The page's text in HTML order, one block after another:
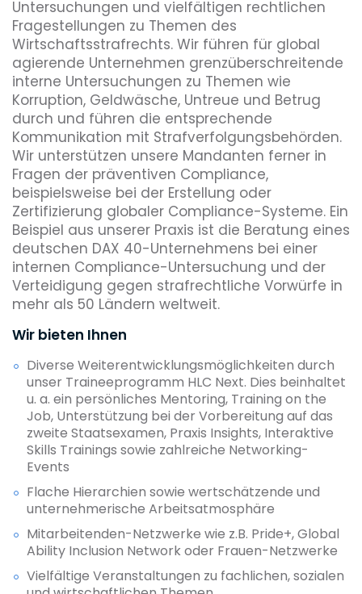
Untersuchungen und vielfältigen rechtlichen
Fragestellungen zu Themen des
Wirtschaftsstrafrechts. Wir führen für global
agierende Unternehmen grenzüberschreitende
interne Untersuchungen zu Themen wie
Korruption, Geldwäsche, Untreue und Betrug
durch und führen die entsprechende
Kommunikation mit Strafverfolgungsbehörden.
Wir unterstützen unsere Mandanten ferner in
Fragen der präventiven Compliance,
beispielsweise bei der Erstellung oder
Zertifizierung globaler Compliance-Systeme. Ein
Beispiel aus unserer Praxis ist die Beratung eines
deutschen DAX 40-Unternehmens bei einer
internen Compliance-Untersuchung und der
Verteidigung gegen strafrechtliche Vorwürfe in
mehr als 50 Ländern weltweit.
Wir bieten Ihnen
Diverse Weiterentwicklungsmöglichkeiten durch
unser Traineeprogramm HLC Next. Dies beinhaltet
u. a. ein persönliches Mentoring, Training on the
Job, Unterstützung bei der Vorbereitung auf das
zweite Staatsexamen, Praxis Insights, Interaktive
Skills Trainings sowie zahlreiche Networking-
Events
Flache Hierarchien sowie wertschätzende und
unternehmerische Arbeitsatmosphäre
Mitarbeitenden-Netzwerke wie z.B. Pride+, Global
Ability Inclusion Network oder Frauen-Netzwerke
Vielfältige Veranstaltungen zu fachlichen, sozialen